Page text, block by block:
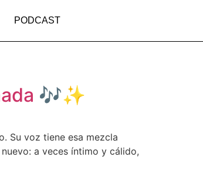
PODCAST
🎶✨
Su voz tiene esa mezcla
a veces íntimo y cálido,